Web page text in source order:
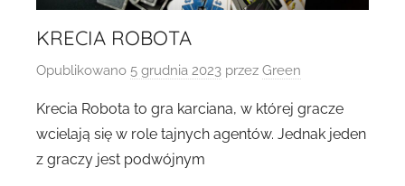
KRECIA ROBOTA
Opublikowano 5 grudnia 2023 przez Green
Krecia Robota to gra karciana, w której gracze
wcielają się w role tajnych agentów. Jednak jeden
z graczy jest podwójnym